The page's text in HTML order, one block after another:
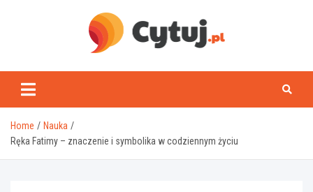
www.cytuj.pl
Home
Nauka
Ręka Fatimy – znaczenie i symbolika w codziennym życiu